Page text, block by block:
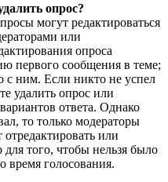
опрос?
могут редактироваться
или
опроса
первого сообщения в теме;
с ним. Если никто не успел
удалить опрос или
ответа. Однако
то только модераторы
или
для того, чтобы нельзя было
время голосования.